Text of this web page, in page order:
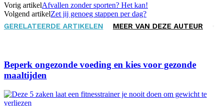
Vorig artikelAfvallen zonder sporten? Het kan!
Volgend artikelZet jij genoeg stappen per dag?
GERELATEERDE ARTIKELEN MEER VAN DEZE AUTEUR
Beperk ongezonde voeding en kies voor gezonde
maaltijden